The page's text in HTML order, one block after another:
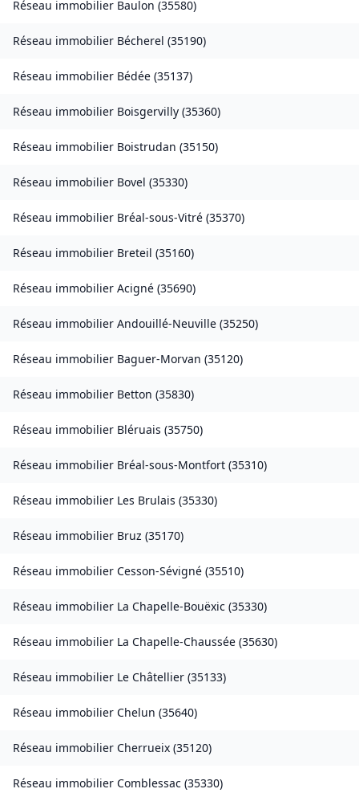
Réseau immobilier Baulon (35580)
Réseau immobilier Bécherel (35190)
Réseau immobilier Bédée (35137)
Réseau immobilier Boisgervilly (35360)
Réseau immobilier Boistrudan (35150)
Réseau immobilier Bovel (35330)
Réseau immobilier Bréal-sous-Vitré (35370)
Réseau immobilier Breteil (35160)
Réseau immobilier Acigné (35690)
Réseau immobilier Andouillé-Neuville (35250)
Réseau immobilier Baguer-Morvan (35120)
Réseau immobilier Betton (35830)
Réseau immobilier Bléruais (35750)
Réseau immobilier Bréal-sous-Montfort (35310)
Réseau immobilier Les Brulais (35330)
Réseau immobilier Bruz (35170)
Réseau immobilier Cesson-Sévigné (35510)
Réseau immobilier La Chapelle-Bouëxic (35330)
Réseau immobilier La Chapelle-Chaussée (35630)
Réseau immobilier Le Châtellier (35133)
Réseau immobilier Chelun (35640)
Réseau immobilier Cherrueix (35120)
Réseau immobilier Comblessac (35330)